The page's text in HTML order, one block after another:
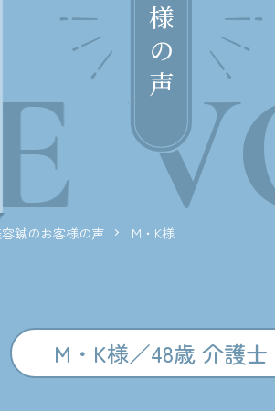
鍼のお客様の声 M・K様
M・K様／48歳 介護士